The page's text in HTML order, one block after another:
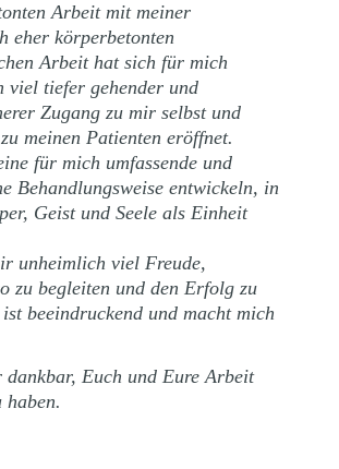
Arbeit mit meiner
eher körperbetonten
Arbeit hat sich für mich
viel tiefer gehender und
Zugang zu mir selbst und
meinen Patienten eröffnet.
für mich umfassende und
Behandlungsweise entwickeln, in
Geist und Seele als Einheit
unheimlich viel Freude,
zu begleiten und den Erfolg zu
beeindruckend und macht mich
dankbar, Euch und Eure Arbeit
haben.